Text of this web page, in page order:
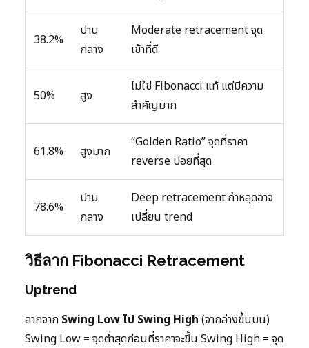
38.2%
ปาน
กลาง
Moderate retracement จุด
เข้าที่ดี
50% สูง
ไม่ใช่ Fibonacci แท้ แต่มีความ
สำคัญมาก
61.8% สูงมาก
“Golden Ratio” จุดที่ราคา
reverse บ่อยที่สุด
78.6%
ปาน
กลาง
Deep retracement ถ้าหลุดอาจ
เปลี่ยน trend
วิธีลาก Fibonacci Retracement
Uptrend
ลากจาก Swing Low ไป Swing High (จากล่างขึ้นบน)
Swing Low = จุดต่ำสุดก่อนที่ราคาจะขึ้น Swing High = จุด